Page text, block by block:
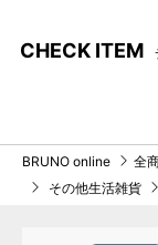
CHECK ITEM
BRUNO online 全
その他生活雑貨